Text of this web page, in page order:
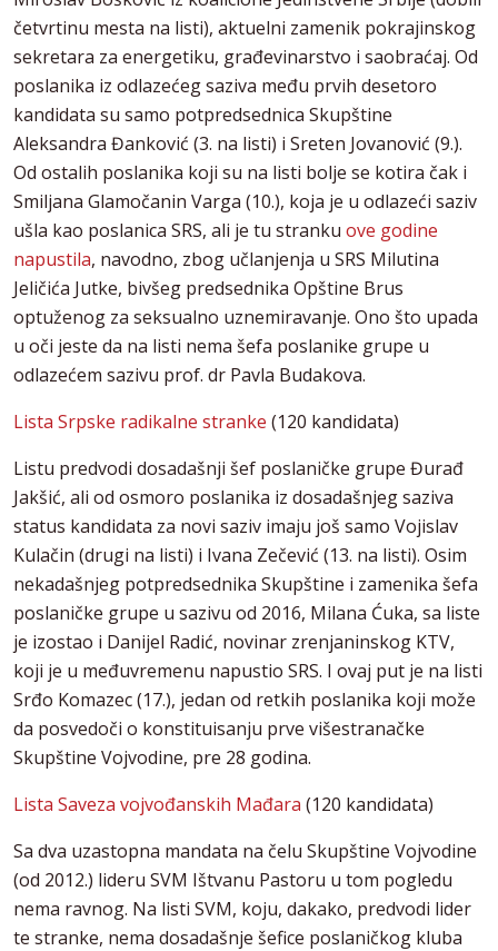
četvrtinu mesta na listi), aktuelni zamenik pokrajinskog
sekretara za energetiku, građevinarstvo i saobraćaj. Od
poslanika iz odlazećeg saziva među prvih desetoro
kandidata su samo potpredsednica Skupštine
Aleksandra Đanković (3. na listi) i Sreten Jovanović (9.).
Od ostalih poslanika koji su na listi bolje se kotira čak i
Smiljana Glamočanin Varga (10.), koja je u odlazeći saziv
ušla kao poslanica SRS, ali je tu stranku ove godine
napustila, navodno, zbog učlanjenja u SRS Milutina
Jeličića Jutke, bivšeg predsednika Opštine Brus
optuženog za seksualno uznemiravanje. Ono što upada
u oči jeste da na listi nema šefa poslanike grupe u
odlazećem sazivu prof. dr Pavla Budakova.
Lista Srpske radikalne stranke (120 kandidata)
Listu predvodi dosadašnji šef poslaničke grupe Đurađ
Jakšić, ali od osmoro poslanika iz dosadašnjeg saziva
status kandidata za novi saziv imaju još samo Vojislav
Kulačin (drugi na listi) i Ivana Zečević (13. na listi). Osim
nekadašnjeg potpredsednika Skupštine i zamenika šefa
poslaničke grupe u sazivu od 2016, Milana Ćuka, sa liste
je izostao i Danijel Radić, novinar zrenjaninskog KTV,
koji je u međuvremenu napustio SRS. I ovaj put je na listi
Srđo Komazec (17.), jedan od retkih poslanika koji može
da posvedoči o konstituisanju prve višestranačke
Skupštine Vojvodine, pre 28 godina.
Lista Saveza vojvođanskih Mađara (120 kandidata)
Sa dva uzastopna mandata na čelu Skupštine Vojvodine
(od 2012.) lideru SVM Ištvanu Pastoru u tom pogledu
nema ravnog. Na listi SVM, koju, dakako, predvodi lider
te stranke, nema dosadašnje šefice poslaničkog kluba